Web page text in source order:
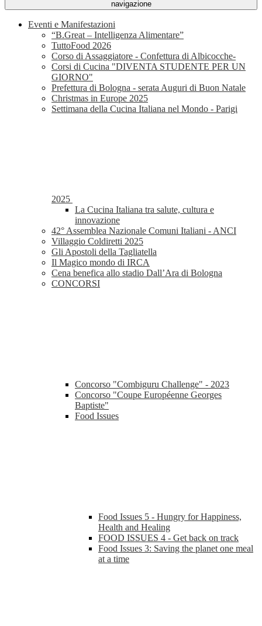
navigazione
Eventi e Manifestazioni
“B.Great – Intelligenza Alimentare”
TuttoFood 2026
Corso di Assaggiatore - Confettura di Albicocche-
Corsi di Cucina "DIVENTA STUDENTE PER UN
GIORNO"
Prefettura di Bologna - serata Auguri di Buon Natale
Christmas in Europe 2025
Settimana della Cucina Italiana nel Mondo - Parigi
2025
La Cucina Italiana tra salute, cultura e
innovazione
42° Assemblea Nazionale Comuni Italiani - ANCI
Villaggio Coldiretti 2025
Gli Apostoli della Tagliatella
Il Magico mondo di IRCA
Cena benefica allo stadio Dall’Ara di Bologna
CONCORSI
Concorso "Combiguru Challenge" - 2023
Concorso "Coupe Européenne Georges
Baptiste"
Food Issues
Food Issues 5 - Hungry for Happiness,
Health and Healing
FOOD ISSUES 4 - Get back on track
Food Issues 3: Saving the planet one meal
at a time